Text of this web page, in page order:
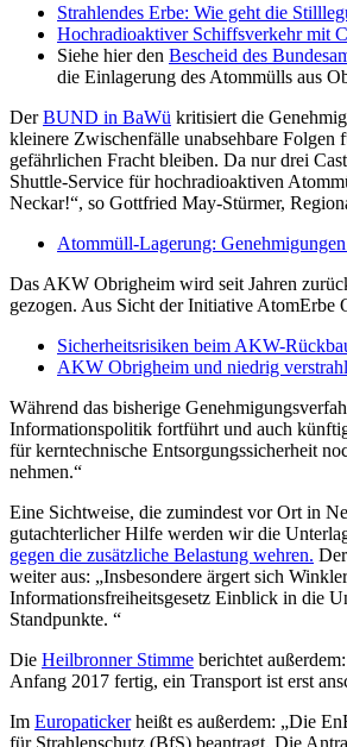
Strahlendes Erbe: Wie geht die
Hochradioaktiver Schiffsverkehr mit
Siehe hier den Bescheid des
die Einlagerung des Atommülls aus
DerBUND in BaWü kritisiert die
kleinere Zwischenfälle unabsehbare
gefährlichen Fracht bleiben. Da nur drei
Shuttle-Service für hochradioaktiven
Neckar!“, so Gottfried May-Stürmer,
Atommüll-Lagerung:
Das AKW Obrigheim wird seit Jahren
gezogen. Aus Sicht der Initiative AtomErbe
Sicherheitsrisiken beim AKW-
AKW Obrigheim und niedrig
Während das bisherige
Informationspolitik fortführt und auch
für kerntechnische Entsorgungssicherheit
nehmen.“
Eine Sichtweise, die zumindest vor Ort in
gutachterlicher Hilfe werden wir die
gegen die zusätzliche Belastung wehren.
weiter aus: „Insbesondere ärgert sich
Informationsfreiheitsgesetz Einblick in die
Standpunkte. “
Die Heilbronner Stimme berichtet
Anfang 2017 fertig, ein Transport ist erst
Im Europatickerheißt es außerdem: „Die
für Strahlenschutz (BfS) beantragt. Die